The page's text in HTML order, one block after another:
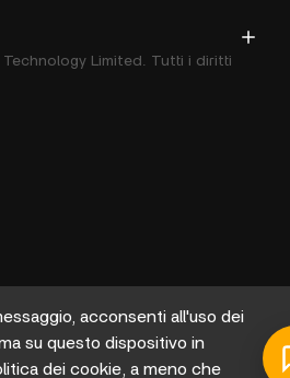
acconsenti all'uso dei
su questo dispositivo in
dei cookie, a meno che
Limited. Tutti i diritti